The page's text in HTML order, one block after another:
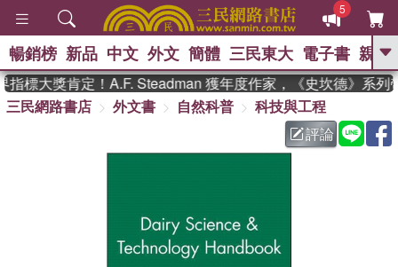
5
GO
熱搜： 東野圭吾 、 高希均教授回憶錄
父親節 、 如果歷
暑期推薦 、 國際布克
暢銷榜 新品 中文 外文 簡體 三民東大 電子書 親子
標大獎肯定！A.F. Steadman 獲年度作家，《史坎德》系列帶
三民網路書店
外文書 自然科普
科技與工程
評論